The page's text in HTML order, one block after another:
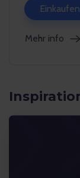
Einkaufen
Mehr info